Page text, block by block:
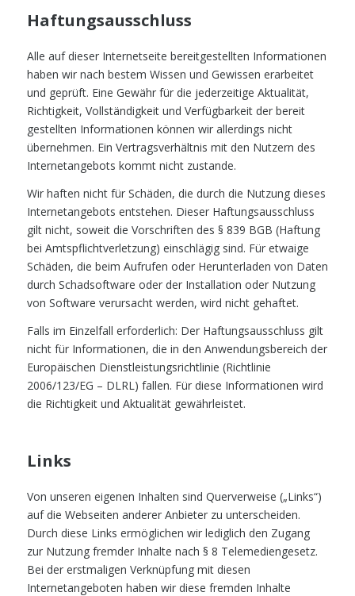
Haftungsausschluss
Alle auf dieser Internetseite bereitgestellten Informationen
haben wir nach bestem Wissen und Gewissen erarbeitet
und geprüft. Eine Gewähr für die jederzeitige Aktualität,
Richtigkeit, Vollständigkeit und Verfügbarkeit der bereit
gestellten Informationen können wir allerdings nicht
übernehmen. Ein Vertragsverhältnis mit den Nutzern des
Internetangebots kommt nicht zustande.
Wir haften nicht für Schäden, die durch die Nutzung dieses
Internetangebots entstehen. Dieser Haftungsausschluss
gilt nicht, soweit die Vorschriften des § 839 BGB (Haftung
bei Amtspflichtverletzung) einschlägig sind. Für etwaige
Schäden, die beim Aufrufen oder Herunterladen von Daten
durch Schadsoftware oder der Installation oder Nutzung
von Software verursacht werden, wird nicht gehaftet.
Falls im Einzelfall erforderlich: Der Haftungsausschluss gilt
nicht für Informationen, die in den Anwendungsbereich der
Europäischen Dienstleistungsrichtlinie (Richtlinie
2006/123/EG – DLRL) fallen. Für diese Informationen wird
die Richtigkeit und Aktualität gewährleistet.
Links
Von unseren eigenen Inhalten sind Querverweise („Links“)
auf die Webseiten anderer Anbieter zu unterscheiden.
Durch diese Links ermöglichen wir lediglich den Zugang
zur Nutzung fremder Inhalte nach § 8 Telemediengesetz.
Bei der erstmaligen Verknüpfung mit diesen
Internetangeboten haben wir diese fremden Inhalte